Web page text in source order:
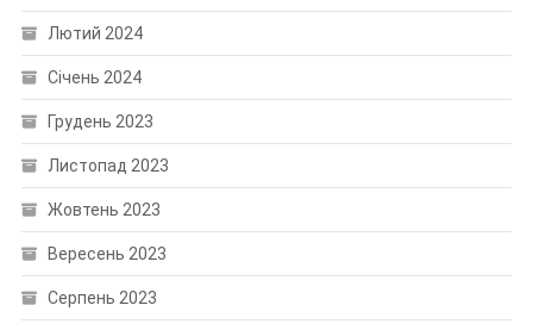
Лютий 2024
Січень 2024
Грудень 2023
Листопад 2023
Жовтень 2023
Вересень 2023
Серпень 2023